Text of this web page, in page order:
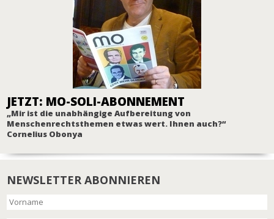
JETZT: MO-SOLI-ABONNEMENT
„Mir ist die unabhängige Aufbereitung von
Menschenrechtsthemen etwas wert. Ihnen auch?“
Cornelius Obonya
NEWSLETTER ABONNIEREN